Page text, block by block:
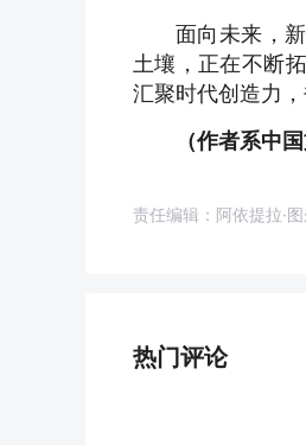
面向未来，
土壤，正在不断
汇聚时代创造力
（作者系中
责任编辑：阿依提拉·
热门评论